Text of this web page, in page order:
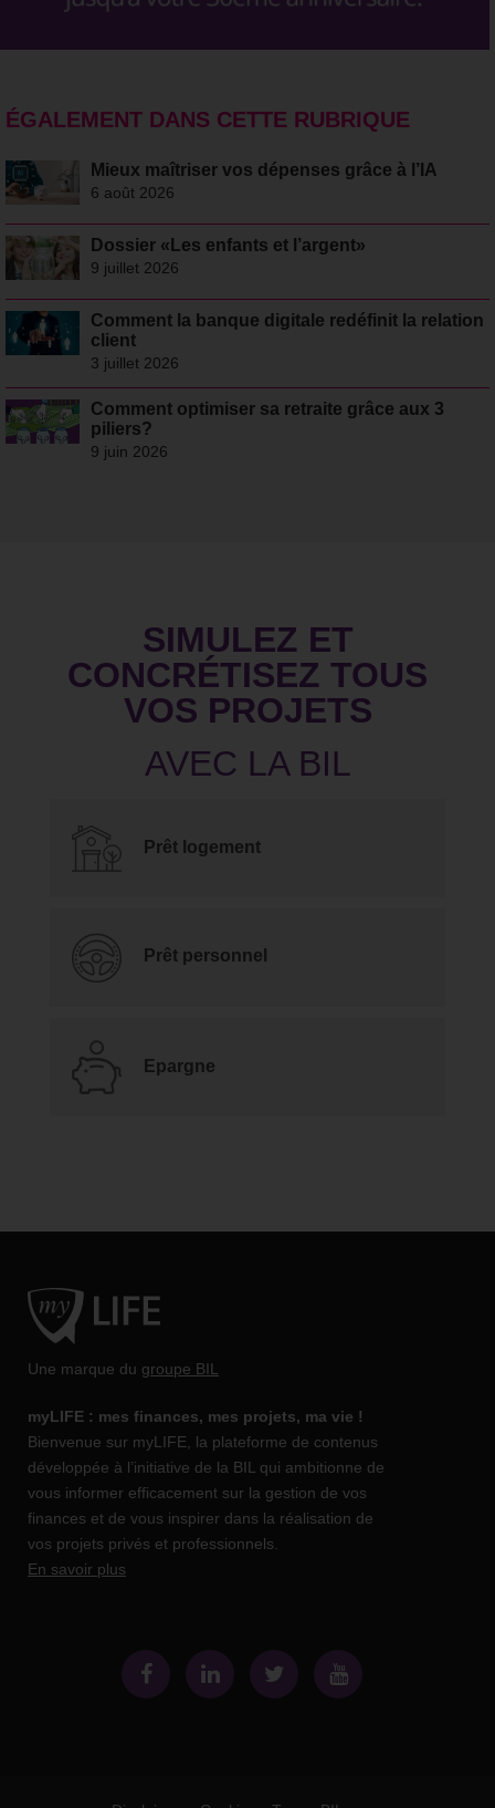
ÉGALEMENT DANS CETTE RUBRIQUE
Mieux maîtriser vos dépenses grâce à l’IA
6 août 2026
Dossier «Les enfants et l’argent»
9 juillet 2026
Comment la banque digitale redéfinit la relation
client
3 juillet 2026
Comment optimiser sa retraite grâce aux 3
piliers?
9 juin 2026
SIMULEZ ET
CONCRÉTISEZ TOUS
VOS PROJETS
Prêt logement
Prêt personnel
Epargne
Une marque du groupe BIL
myLIFE : mes finances, mes projets, ma vie !
Bienvenue sur myLIFE, la plateforme de contenus
développée à l’initiative de la BIL qui ambitionne de
vous informer efficacement sur la gestion de vos
finances et de vous inspirer dans la réalisation de
vos projets privés et professionnels.
En savoir plus